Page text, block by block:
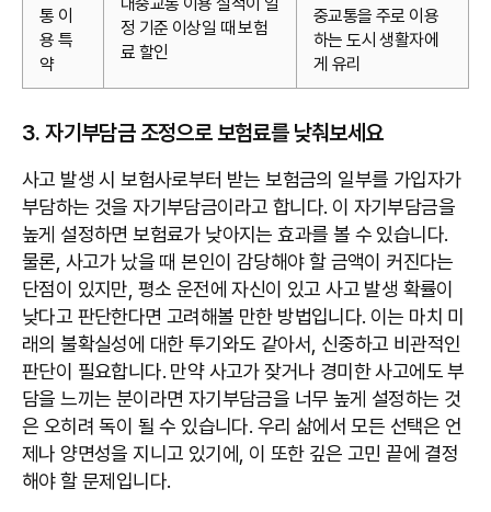
통 이
용 특
약
정 기준 이상일 때 보험
료 할인
중교통을 주로 이용
하는 도시 생활자에
게 유리
3. 자기부담금 조정으로 보험료를 낮춰보세요
사고 발생 시 보험사로부터 받는 보험금의 일부를 가입자가
부담하는 것을 자기부담금이라고 합니다. 이 자기부담금을
높게 설정하면 보험료가 낮아지는 효과를 볼 수 있습니다.
물론, 사고가 났을 때 본인이 감당해야 할 금액이 커진다는
단점이 있지만, 평소 운전에 자신이 있고 사고 발생 확률이
낮다고 판단한다면 고려해볼 만한 방법입니다. 이는 마치 미
래의 불확실성에 대한 투기와도 같아서, 신중하고 비관적인
판단이 필요합니다. 만약 사고가 잦거나 경미한 사고에도 부
담을 느끼는 분이라면 자기부담금을 너무 높게 설정하는 것
은 오히려 독이 될 수 있습니다. 우리 삶에서 모든 선택은 언
제나 양면성을 지니고 있기에, 이 또한 깊은 고민 끝에 결정
해야 할 문제입니다.